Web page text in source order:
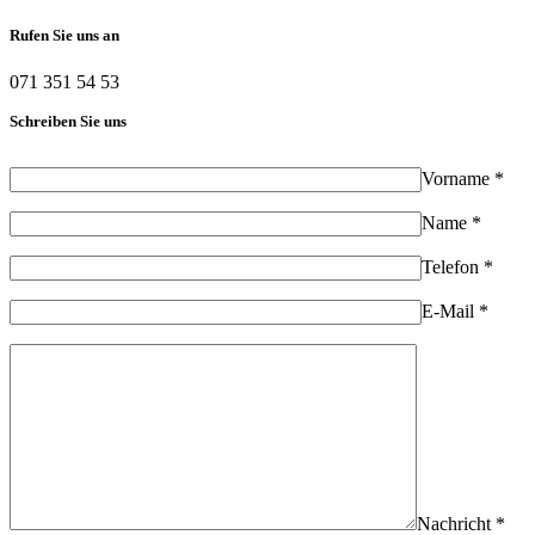
Rufen Sie uns an
071 351 54 53
Schreiben Sie uns
Vorname *
Name *
Telefon *
E-Mail *
Nachricht *